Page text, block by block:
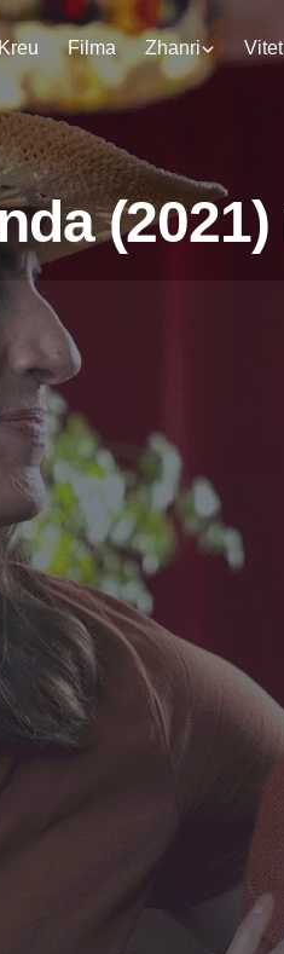
Kreu Filma Zhanri Vitet